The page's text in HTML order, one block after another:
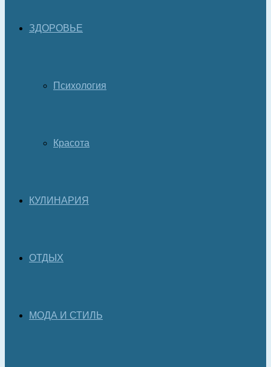
ЗДОРОВЬЕ
Психология
Красота
КУЛИНАРИЯ
ОТДЫХ
МОДА И СТИЛЬ